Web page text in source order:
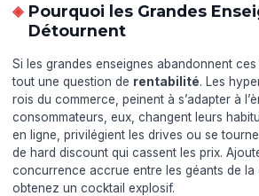
Pourquoi les Grandes
Détournent
Si les grandes enseignes abandonnent ces
tout une question de rentabilité. Les
rois du commerce, peinent à s’adapter à
consommateurs, eux, changent leurs
en ligne, privilégient les drives ou se
de hard discount qui cassent les prix.
concurrence accrue entre les géants de la
obtenez un cocktail explosif.